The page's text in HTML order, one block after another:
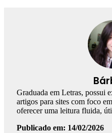
Graduada em Letras, possui
artigos para sites com foco
oferecer uma leitura fluida,
Publicado em: 14/02/2026